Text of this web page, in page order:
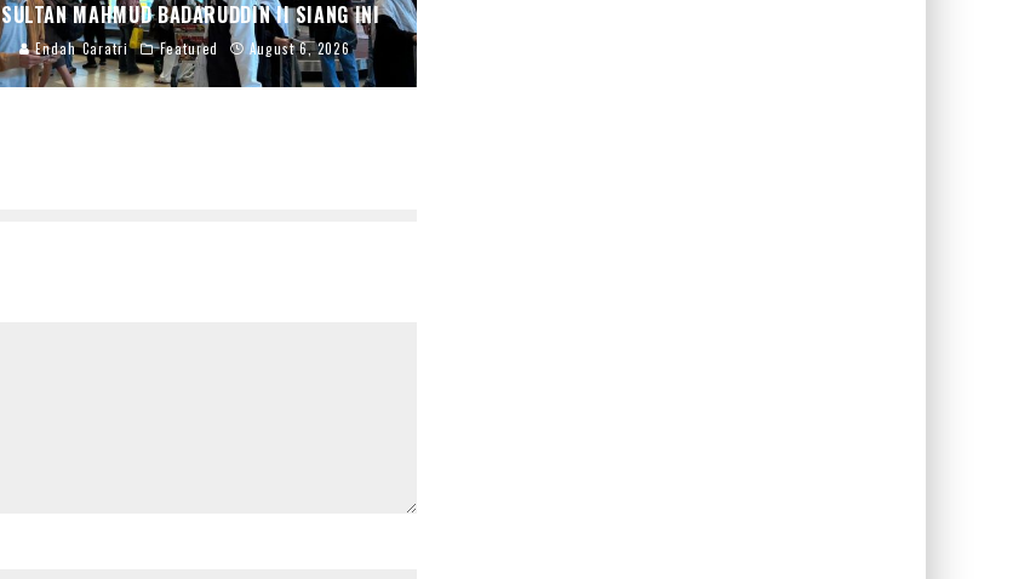
SULTAN MAHMUD BADARUDDIN II SIANG INI
Endah Caratri Featured August 6, 2026